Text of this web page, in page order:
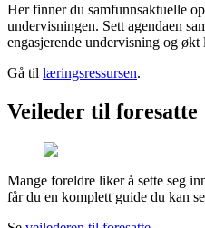
Her finner du samfunnsaktuelle
undervisningen. Sett agendaen
engasjerende undervisning og
Gå til læringsressursen.
Veileder til foresatte
Mange foreldre liker å sette seg
får du en komplett guide du kan